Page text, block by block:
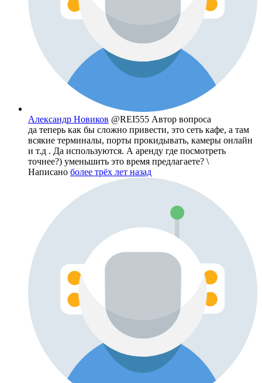
Александр Новиков @REI555 Автор вопроса
да теперь как бы сложно привести, это сеть кафе, а там
всякие терминалы, порты прокидывать, камеры онлайн
и т.д . Да используются. А аренду где посмотреть
точнее?) уменьшить это время предлагаете? \
Написано более трёх лет назад